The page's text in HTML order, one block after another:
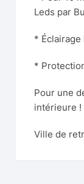
Leds par
* Éclairage
*
Pour une
intérieure !
Ville de